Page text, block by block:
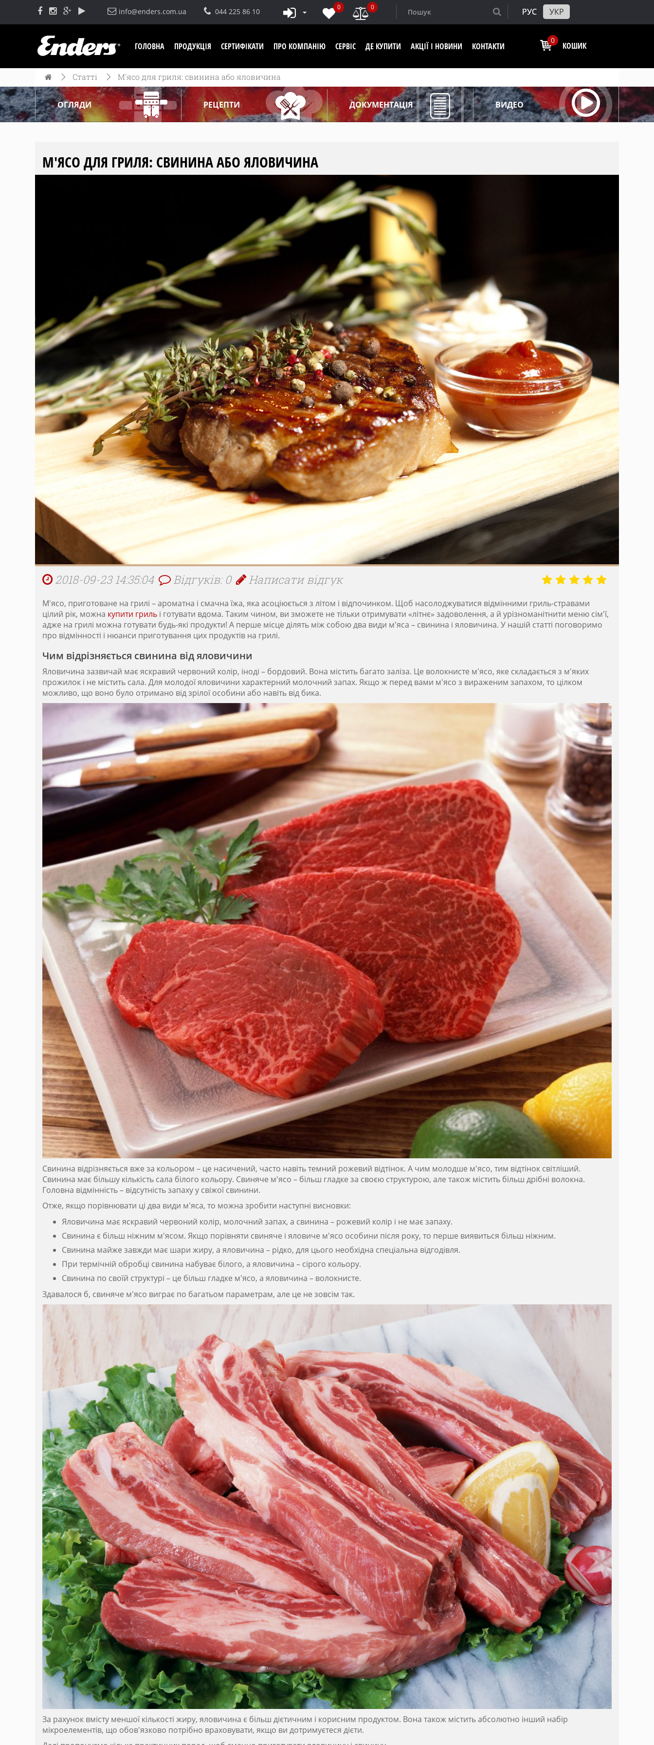
info@enders.com.ua 044 225 86 10 0 0 РУС УКР
ГОЛОВНА ПРОДУКЦІЯ СЕРТИФІКАТИ ПРО КОМПАНІЮ СЕРВІС ДЕ КУПИТИ АКЦІЇ І НОВИНИ КОНТАКТИ
0
КОШИК
Статті М'ясо для гриля: свинина або яловичина
ОГЛЯДИ РЕЦЕПТИ ДОКУМЕНТАЦІЯ ВИДЕО
М'ЯСО ДЛЯ ГРИЛЯ: СВИНИНА АБО ЯЛОВИЧИНА
2018-09-23 14:35:04 Відгуків: 0 Написати відгук
М'ясо, приготоване на грилі – ароматна і смачна їжа, яка асоціюється з літом і відпочинком. Щоб насолоджуватися відмінними гриль-стравами
цілий рік, можна купити гриль і готувати вдома. Таким чином, ви зможете не тільки отримувати «літнє» задоволення, а й урізноманітнити меню сім'ї,
адже на грилі можна готувати будь-які продукти! А перше місце ділять між собою два види м'яса – свинина і яловичина. У нашій статті поговоримо
про відмінності і нюанси приготування цих продуктів на грилі.
Чим відрізняється свинина від яловичини
Яловичина зазвичай має яскравий червоний колір, іноді – бордовий. Вона містить багато заліза. Це волокнисте м'ясо, яке складається з м'яких
прожилок і не містить сала. Для молодої яловичини характерний молочний запах. Якщо ж перед вами м'ясо з вираженим запахом, то цілком
можливо, що воно було отримано від зрілої особини або навіть від бика.
Свинина відрізняється вже за кольором – це насичений, часто навіть темний рожевий відтінок. А чим молодше м'ясо, тим відтінок світліший.
Свинина має більшу кількість сала білого кольору. Свиняче м'ясо – більш гладке за своєю структурою, але також містить більш дрібні волокна.
Головна відмінність – відсутність запаху у свіжої свинини.
Отже, якщо порівнювати ці два види м'яса, то можна зробити наступні висновки:
Яловичина має яскравий червоний колір, молочний запах, а свинина – рожевий колір і не має запаху.
Свинина є більш ніжним м'ясом. Якщо порівняти свиняче і яловиче м'ясо особини після року, то перше виявиться більш ніжним.
Свинина майже завжди має шари жиру, а яловичина – рідко, для цього необхідна спеціальна відгодівля.
При термічній обробці свинина набуває білого, а яловичина – сірого кольору.
Свинина по своїй структурі – це більш гладке м'ясо, а яловичина – волокнисте.
Здавалося б, свиняче м'ясо виграє по багатьом параметрам, але це не зовсім так.
За рахунок вмісту меншої кількості жиру, яловичина є більш дієтичним і корисним продуктом. Вона також містить абсолютно інший набір
мікроелементів, що обов'язково потрібно враховувати, якщо ви дотримуєтеся дієти.